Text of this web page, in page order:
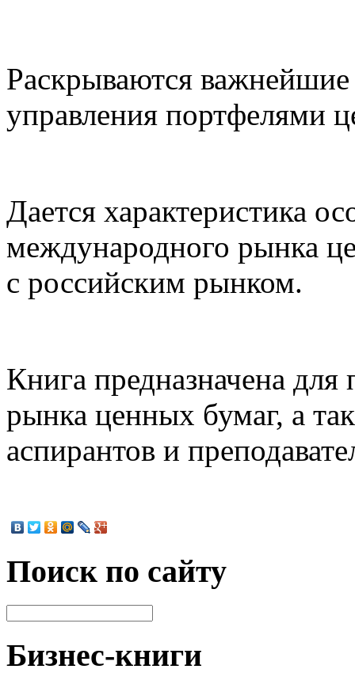
Раскрываются
управления портфелями
Дается характеристика
международного рынка
с российским рынком.
Книга предназначена для
рынка ценных бумаг, а
аспирантов и
Поиск по сайту
Бизнес-книги